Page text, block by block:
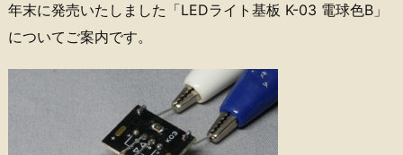
年末に発売いたしました「LEDライト基板 K-03 電球色B」
についてご案内です。